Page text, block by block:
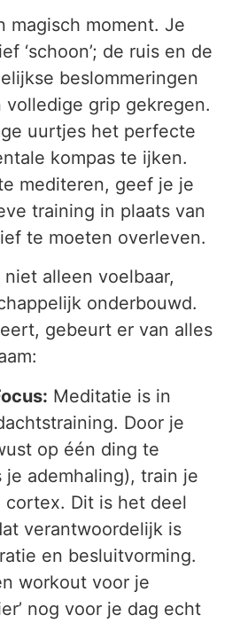
magisch moment. Je
‘schoon’; de ruis en de
beslommeringen
grip gekregen.
uurtjes het perfecte
kompas te ijken.
mediteren, geef je je
training in plaats van
te moeten overleven.
alleen voelbaar,
onderbouwd.
gebeurt er van alles
Meditatie is in
Door je
op één ding te
je ademhaling), train je
cortex. Dit is het deel
verantwoordelijk is
en besluitvorming.
workout voor je
nog voor je dag echt